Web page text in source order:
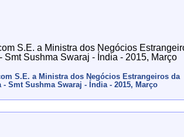
S.E. a Ministra dos Negócios Estrangeiros da
- Smt Sushma Swaraj - Índia - 2015, Março